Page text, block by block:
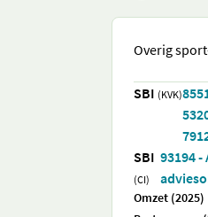
Overig
SBI (KVK)
SBI
(CI)
93194
Omzet (2025)